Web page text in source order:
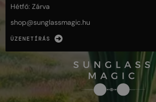
Hétfő: Zárva
shop@sunglassmagic.hu
ÜZENETÍRÁS